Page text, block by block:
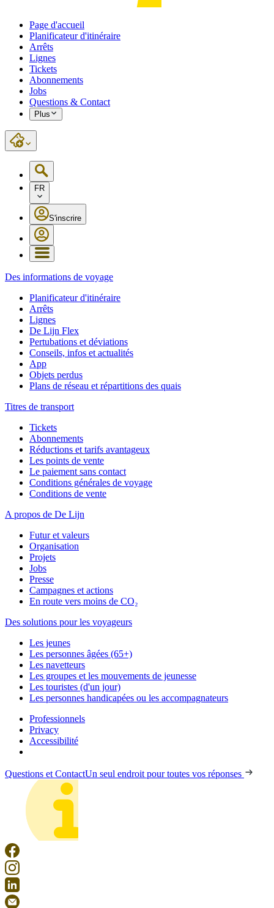
Page d'accueil
Planificateur d'itinéraire
Arrêts
Lignes
Tickets
Abonnements
Jobs
Questions & Contact
Plus
FR
S'inscrire
Des informations de voyage
Planificateur d'itinéraire
Arrêts
Lignes
De Lijn Flex
Pertubations et déviations
Conseils, infos et actualités
App
Objets perdus
Plans de réseau et répartitions des quais
Titres de transport
Tickets
Abonnements
Réductions et tarifs avantageux
Les points de vente
Le paiement sans contact
Conditions générales de voyage
Conditions de vente
A propos de De Lijn
Futur et valeurs
Organisation
Projets
Jobs
Presse
Campagnes et actions
En route vers moins de CO₂
Des solutions pour les voyageurs
Les jeunes
Les personnes âgées (65+)
Les navetteurs
Les groupes et les mouvements de jeunesse
Les touristes (d'un jour)
Les personnes handicapées ou les accompagnateurs
Professionnels
Privacy
Accessibilité
Questions et ContactUn seul endroit pour toutes vos réponses